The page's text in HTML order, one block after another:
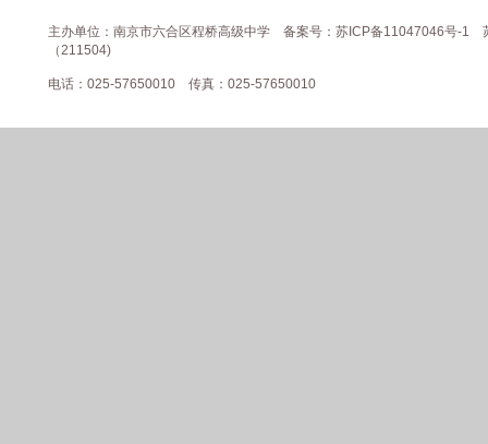
主办单位：南京市六合区程桥高级中学 备案号：苏ICP备11047046号-1
（211504)
电话：025-57650010 传真：025-57650010